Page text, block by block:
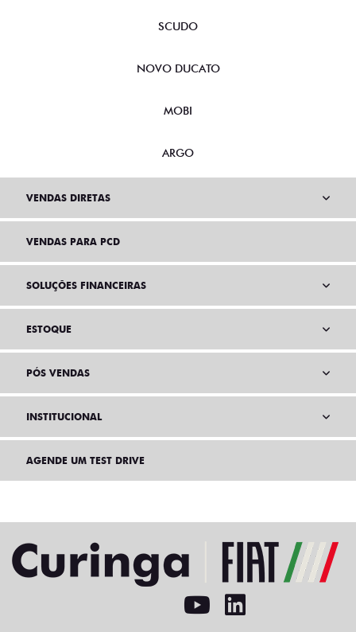
SCUDO
NOVO DUCATO
MOBI
ARGO
VENDAS DIRETAS
VENDAS PARA PCD
SOLUÇÕES FINANCEIRAS
ESTOQUE
PÓS VENDAS
INSTITUCIONAL
AGENDE UM TEST DRIVE